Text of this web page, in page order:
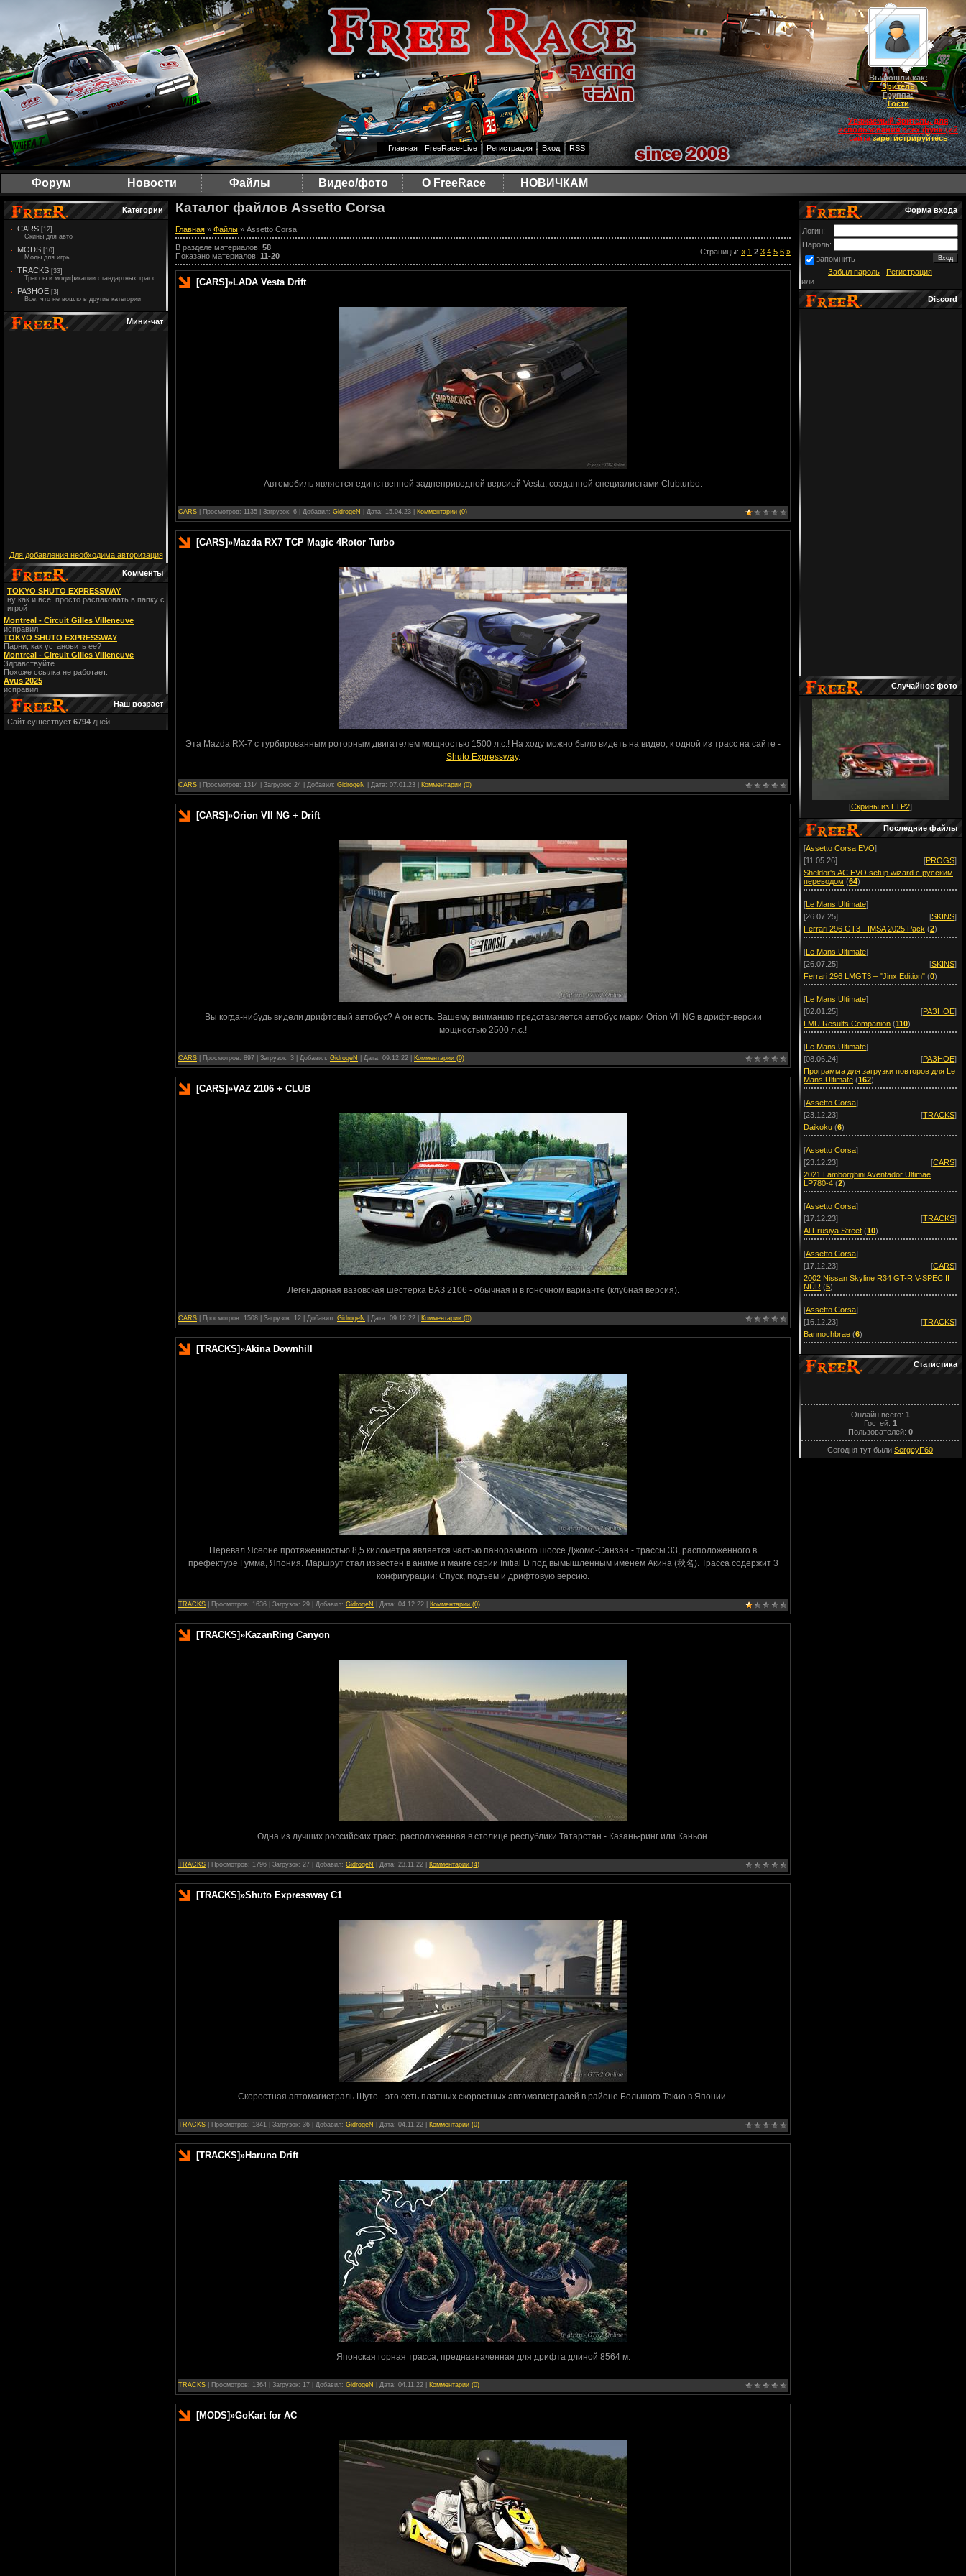
Вы вошли как:
Зритель
Группа:
Гости
Уважаемый Зритель, для
использования всех функций
сайтазарегистрируйтесь
Главная
FreeRace-Live Регистрация Вход RSS
Форум Новости Файлы Видео/фото О FreeRace НОВИЧКАМ
Категории
CARS [12]
Скины для авто
MODS [10]
Моды для игры
TRACKS [33]
Трассы и модификации стандартных трасс
РАЗНОЕ [3]
Все, что не вошло в другие категории
Мини-чат
Для добавления необходима авторизация
Комменты
TOKYO SHUTO EXPRESSWAY
ну как и все, просто распаковать в папку с
игрой
Montreal - Circuit Gilles Villeneuve
исправил
TOKYO SHUTO EXPRESSWAY
Парни, как установить ее?
Montreal - Circuit Gilles Villeneuve
Здравствуйте.
Похоже ссылка не работает.
Avus 2025
исправил
Наш возраст
Сайт существует 6794 дней
Каталог файлов Assetto Corsa
Главная » Файлы » Assetto Corsa
В разделе материалов: 58
Показано материалов: 11-20 Страницы: « 1 2 3 4 5 6 »
[CARS]»LADA Vesta Drift
Автомобиль является единственной заднеприводной версией Vesta, созданной специалистами Clubturbo.
CARS | Просмотров: 1135 | Загрузок: 6 | Добавил: GidrogeN | Дата: 15.04.23 Комментарии (0)
[CARS]»Mazda RX7 TCP Magic 4Rotor Turbo
Эта Mazda RX-7 с турбированным роторным двигателем мощностью 1500 л.с.! На ходу можно было видеть на видео, к одной из трасс на сайте -
Shuto Expressway.
CARS | Просмотров: 1314 | Загрузок: 24 | Добавил: GidrogeN | Дата: 07.01.23 Комментарии (0)
[CARS]»Orion VII NG + Drift
Вы когда-нибудь видели дрифтовый автобус? А он есть. Вашему вниманию представляется автобус марки Orion VII NG в дрифт-версии
мощностью 2500 л.с.!
CARS | Просмотров: 897 | Загрузок: 3 | Добавил: GidrogeN | Дата: 09.12.22 Комментарии (0)
[CARS]»VAZ 2106 + CLUB
Легендарная вазовская шестерка ВАЗ 2106 - обычная и в гоночном варианте (клубная версия).
CARS | Просмотров: 1508 | Загрузок: 12 | Добавил: GidrogeN | Дата: 09.12.22 Комментарии (0)
[TRACKS]»Akina Downhill
Перевал Ясеоне протяженностью 8,5 километра является частью панорамного шоссе Джомо-Санзан - трассы 33, расположенного в
префектуре Гумма, Япония. Маршрут стал известен в аниме и манге серии Initial D под вымышленным именем Акина (秋名). Трасса содержит 3
конфигурации: Спуск, подъем и дрифтовую версию.
TRACKS | Просмотров: 1636 | Загрузок: 29 | Добавил: GidrogeN | Дата: 04.12.22 Комментарии (0)
[TRACKS]»KazanRing Canyon
Одна из лучших российских трасс, расположенная в столице республики Татарстан - Казань-ринг или Каньон.
TRACKS | Просмотров: 1796 | Загрузок: 27 | Добавил: GidrogeN | Дата: 23.11.22 Комментарии (4)
[TRACKS]»Shuto Expressway C1
Скоростная автомагистраль Шуто - это сеть платных скоростных автомагистралей в районе Большого Токио в Японии.
TRACKS | Просмотров: 1841 | Загрузок: 36 | Добавил: GidrogeN | Дата: 04.11.22 Комментарии (0)
[TRACKS]»Haruna Drift
Японская горная трасса, предназначенная для дрифта длиной 8564 м.
TRACKS | Просмотров: 1364 | Загрузок: 17 | Добавил: GidrogeN | Дата: 04.11.22 Комментарии (0)
[MODS]»GoKart for AC
Форма входа
Логин:
Пароль:
запомнить
Забыл пароль | Регистрация
или
Discord
Случайное фото
[Скрины из ГТР2]
Последние файлы
[Assetto Corsa EVO]
[11.05.26]
[PROGS]
Sheldor's AC EVO setup wizard с русским
переводом (64)
[Le Mans Ultimate]
[26.07.25]
[SKINS]
Ferrari 296 GT3 - IMSA 2025 Pack (2)
[Le Mans Ultimate]
[26.07.25]
[SKINS]
Ferrari 296 LMGT3 – "Jinx Edition" (0)
[Le Mans Ultimate]
[02.01.25]
[РАЗНОЕ]
LMU Results Companion (110)
[Le Mans Ultimate]
[08.06.24]
[РАЗНОЕ]
Программа для загрузки повторов для Le
Mans Ultimate (162)
[Assetto Corsa]
[23.12.23]
[TRACKS]
Daikoku (6)
[Assetto Corsa]
[23.12.23]
[CARS]
2021 Lamborghini Aventador Ultimae
LP780-4 (2)
[Assetto Corsa]
[17.12.23]
[TRACKS]
Al Frusiya Street (10)
[Assetto Corsa]
[17.12.23]
[CARS]
2002 Nissan Skyline R34 GT-R V-SPEC II
NÜR (5)
[Assetto Corsa]
[16.12.23]
[TRACKS]
Bannochbrae (6)
Статистика
Онлайн всего: 1
Гостей: 1
Пользователей: 0
Сегодня тут были:SergeyF60